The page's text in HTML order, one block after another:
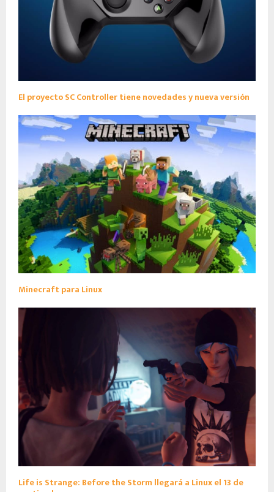
El proyecto SC Controller tiene novedades y nueva versión
Minecraft para Linux
Life is Strange: Before the Storm llegará a Linux el 13 de